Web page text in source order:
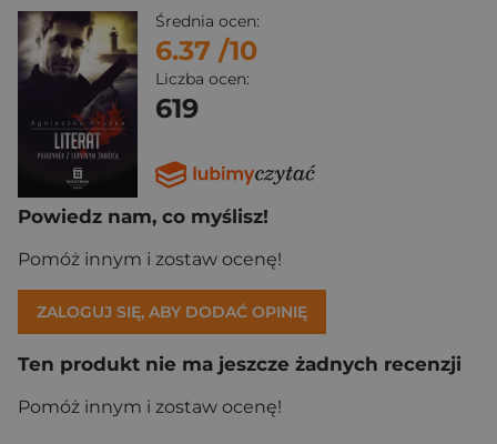
Średnia ocen:
6.37 /10
Liczba ocen:
619
Powiedz nam, co myślisz!
Pomóż innym i zostaw ocenę!
ZALOGUJ SIĘ, ABY DODAĆ OPINIĘ
Ten produkt nie ma jeszcze żadnych recenzji
Pomóż innym i zostaw ocenę!